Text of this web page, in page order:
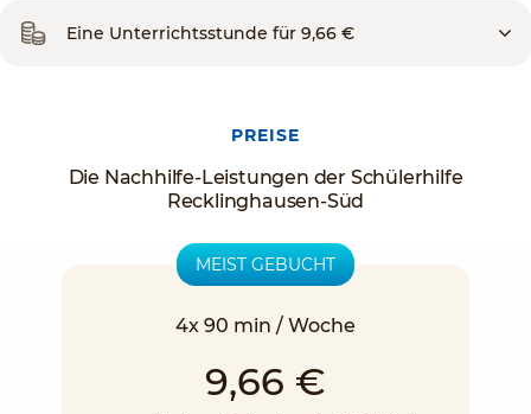
Eine Unterrichtsstunde für 9,66 €
PREISE
Die Nachhilfe-Leistungen der Schülerhilfe
Recklinghausen-Süd
MEIST GEBUCHT
4x 90 min / Woche
9,66 €